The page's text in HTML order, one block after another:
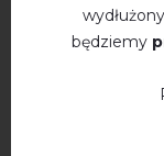
WYSZUKAJ
będziemy